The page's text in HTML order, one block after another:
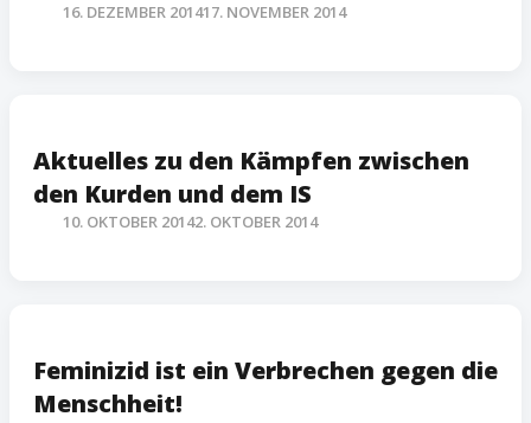
16. DEZEMBER 201417. NOVEMBER 2014
Aktuelles zu den Kämpfen zwischen
den Kurden und dem IS
10. OKTOBER 20142. OKTOBER 2014
Feminizid ist ein Verbrechen gegen die
Menschheit!